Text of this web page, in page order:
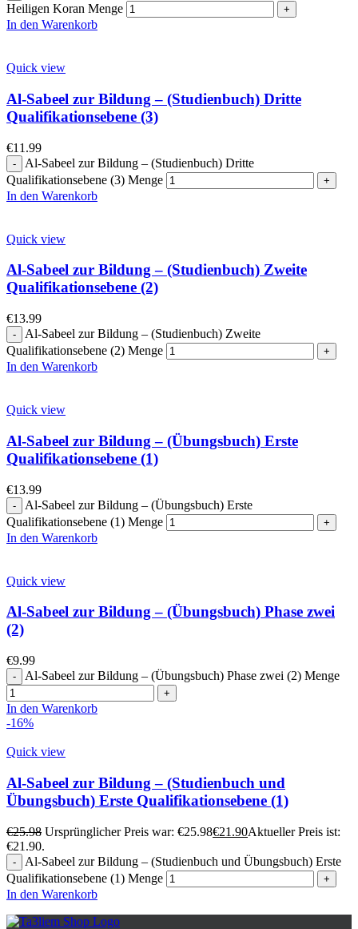
Heiligen Koran Menge
In den Warenkorb
Quick view
Al-Sabeel zur Bildung – (Studienbuch) Dritte
Qualifikationsebene (3)
€11.99
Al-Sabeel zur Bildung – (Studienbuch) Dritte
Qualifikationsebene (3) Menge
In den Warenkorb
Quick view
Al-Sabeel zur Bildung – (Studienbuch) Zweite
Qualifikationsebene (2)
€13.99
Al-Sabeel zur Bildung – (Studienbuch) Zweite
Qualifikationsebene (2) Menge
In den Warenkorb
Quick view
Al-Sabeel zur Bildung – (Übungsbuch) Erste
Qualifikationsebene (1)
€13.99
Al-Sabeel zur Bildung – (Übungsbuch) Erste
Qualifikationsebene (1) Menge
In den Warenkorb
Quick view
Al-Sabeel zur Bildung – (Übungsbuch) Phase zwei
(2)
€9.99
Al-Sabeel zur Bildung – (Übungsbuch) Phase zwei (2) Menge
In den Warenkorb
-16%
Quick view
Al-Sabeel zur Bildung – (Studienbuch und
Übungsbuch) Erste Qualifikationsebene (1)
€25.98 Ursprünglicher Preis war: €25.98€21.90Aktueller Preis ist:
€21.90.
Al-Sabeel zur Bildung – (Studienbuch und Übungsbuch) Erste
Qualifikationsebene (1) Menge
In den Warenkorb